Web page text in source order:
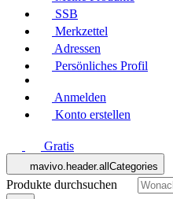
SSB
Merkzettel
Adressen
Persönliches Profil
Anmelden
Konto erstellen
Gratis
mavivo.header.allCategories
Produkte durchsuchen